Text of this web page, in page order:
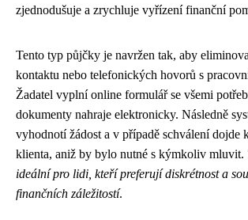
zjednodušuje a zrychluje vyřízení finanční
Tento typ půjčky je navržen tak, aby
kontaktu nebo telefonických hovorů s
Žadatel vyplní online formulář se všemi
dokumenty nahraje elektronicky. Následně
vyhodnotí žádost a v případě schválení dojde
klienta, aniž by bylo nutné s kýmkoliv mluvit.
ideální pro lidi, kteří preferují diskrétnost a
finančních záležitostí.